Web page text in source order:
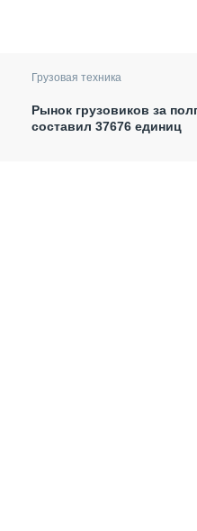
Грузовая техника
Рынок грузовиков за
составил 37676 единиц